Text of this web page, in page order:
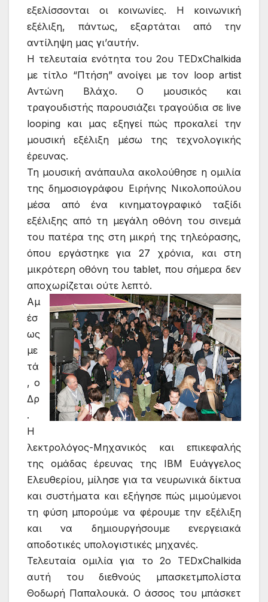
εξελίσσονται οι κοινωνίες. Η κοινωνική
εξέλιξη, πάντως, εξαρτάται από την
αντίληψη μας γι’αυτήν.
Η τελευταία ενότητα του 2ου TEDxChalkida
με τίτλο “Πτήση” ανοίγει με τον loop artist
Αντώνη Βλάχο. Ο μουσικός και
τραγουδιστής παρουσιάζει τραγούδια σε live
looping και μας εξηγεί πώς προκαλεί την
μουσική εξέλιξη μέσω της τεχνολογικής
έρευνας.
Τη μουσική ανάπαυλα ακολούθησε η ομιλία
της δημοσιογράφου Ειρήνης Νικολοπούλου
μέσα από ένα κινηματογραφικό ταξίδι
εξέλιξης από τη μεγάλη οθόνη του σινεμά
του πατέρα της στη μικρή της τηλεόρασης,
όπου εργάστηκε για 27 χρόνια, και στη
μικρότερη οθόνη του tablet, που σήμερα δεν
αποχωρίζεται ούτε λεπτό.
Αμ
έσ
ως
με
τά
, ο
Δρ
.
Η
λεκτρολόγος-Μηχανικός και επικεφαλής
της ομάδας έρευνας της IBM Ευάγγελος
Ελευθερίου, μίλησε για τα νευρωνικά δίκτυα
και συστήματα και εξήγησε πώς μιμούμενοι
τη φύση μπορούμε να φέρουμε την εξέλιξη
και να δημιουργήσουμε ενεργειακά
αποδοτικές υπολογιστικές μηχανές.
Τελευταία ομιλία για το 2ο TEDxChalkida
αυτή του διεθνούς μπασκετμπολίστα
Θοδωρή Παπαλουκά. Ο άσσος του μπάσκετ